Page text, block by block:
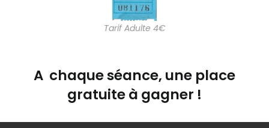
Tarif Adulte 4€
A chaque séance, une place
gratuite à gagner !